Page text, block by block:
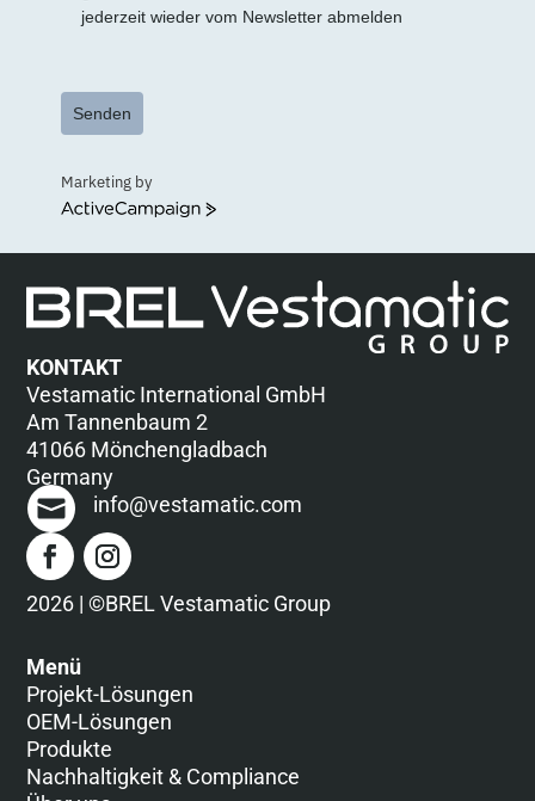
jederzeit wieder vom Newsletter abmelden
Senden
Marketing by
ActiveCampaign
KONTAKT
Vestamatic International GmbH
Am Tannenbaum 2
41066 Mönchengladbach
Germany
info@vestamatic.com
2026 | ©BREL Vestamatic Group
Menü
Projekt-Lösungen
OEM-Lösungen
Produkte
Nachhaltigkeit & Compliance